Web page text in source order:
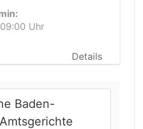
Uhr
Details
Baden-